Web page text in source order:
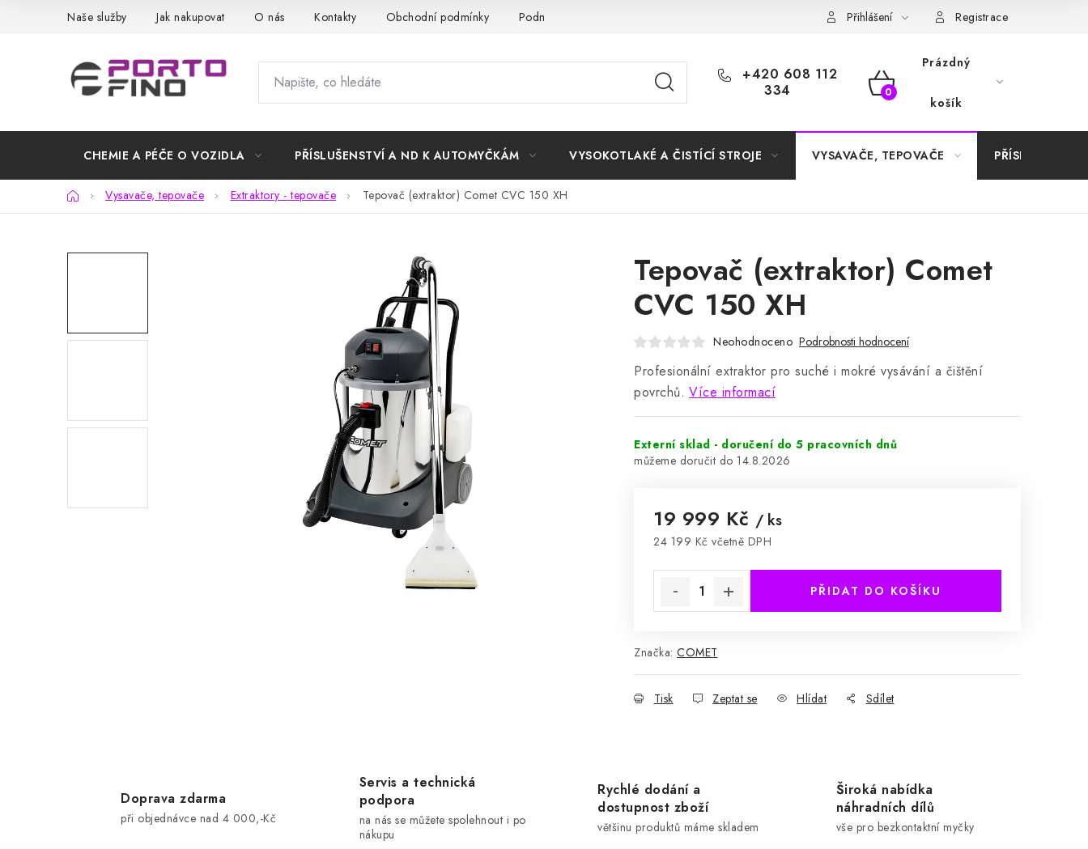
Naše služby Jak nakupovat O nás Kontakty Obchodní podmínky Podmínky ochrany osobních údajů Samoobslužné platební terminály
Přihlášení Registrace
+420 608 112
334
NÁKUPNÍ
Prázdný
košík
CHEMIE A PÉČE O VOZIDLA PŘÍSLUŠENSTVÍ A ND K AUTOMYČKÁM VYSOKOTLAKÉ A ČISTÍCÍ STROJE VYSAVAČE, TEPOVAČE PŘÍSLUŠENSTVÍ
DomůVysavače, tepovače Extraktory - tepovače Tepovač (extraktor) Comet CVC 150 XH
Tepovač (extraktor) Comet
CVC 150 XH
Neohodnoceno Podrobnosti hodnocení
Profesionální extraktor pro suché i mokré vysávání a čištění
povrchů. Více informací
Externí sklad - doručení do 5 pracovních dnů
14.8.2026
19 999 Kč / ks
24 199 Kč včetně DPH
PŘIDAT DO KOŠÍKU
Značka: COMET
Tisk Zeptat se Hlídat Sdílet
Doprava zdarma
při objednávce nad 4 000,-Kč
Servis a technická
podpora
na nás se můžete spolehnout i po
nákupu
Rychlé dodání a
dostupnost zboží
většinu produktů máme skladem
Široká nabídka
náhradních dílů
vše pro bezkontaktní myčky